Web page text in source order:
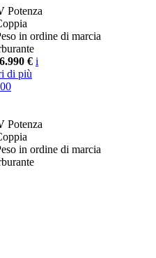
Potenza
in ordine di marcia
€ i
di più
Potenza
in ordine di marcia